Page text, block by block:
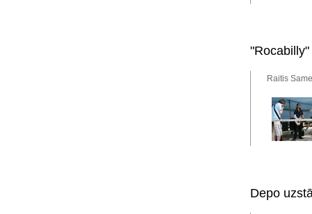
Raitis
Depo